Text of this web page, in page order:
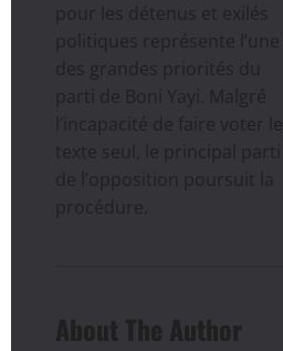
pour les détenus et exilés
politiques représente l’une
des grandes priorités du
parti de Boni Yayi. Malgré
l’incapacité de faire voter le
texte seul, le principal parti
de l’opposition poursuit la
procédure.
About The Author